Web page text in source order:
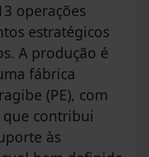
operações
estratégicos
A produção é
fábrica
(PE), com
contribui
às